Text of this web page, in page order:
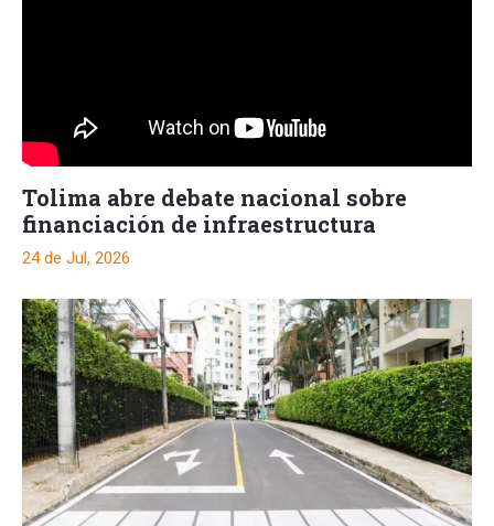
Tolima abre debate nacional sobre
financiación de infraestructura
24 de Jul, 2026